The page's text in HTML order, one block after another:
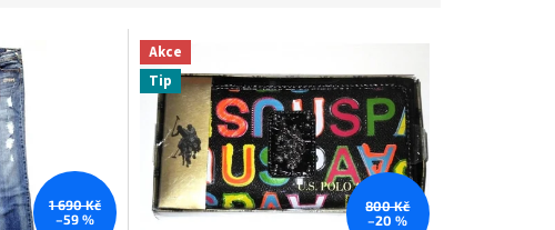
1 690 Kč
–59 %
Akce
Tip
800 Kč
–20 %